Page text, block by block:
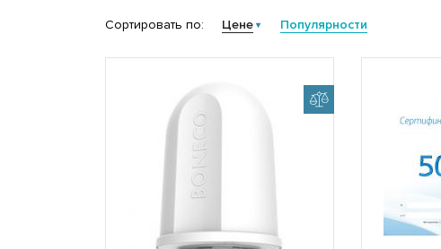
Сортировать по: Цене Популярности